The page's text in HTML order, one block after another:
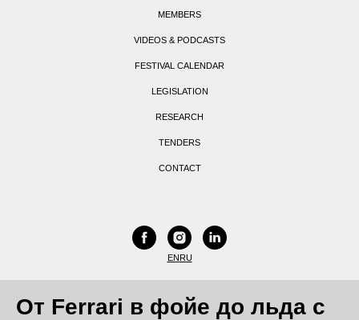
MEMBERS
VIDEOS & PODCASTS
FESTIVAL CALENDAR
LEGISLATION
RESEARCH
TENDERS
CONTACT
ENRU
От Ferrari в фойе до льда с